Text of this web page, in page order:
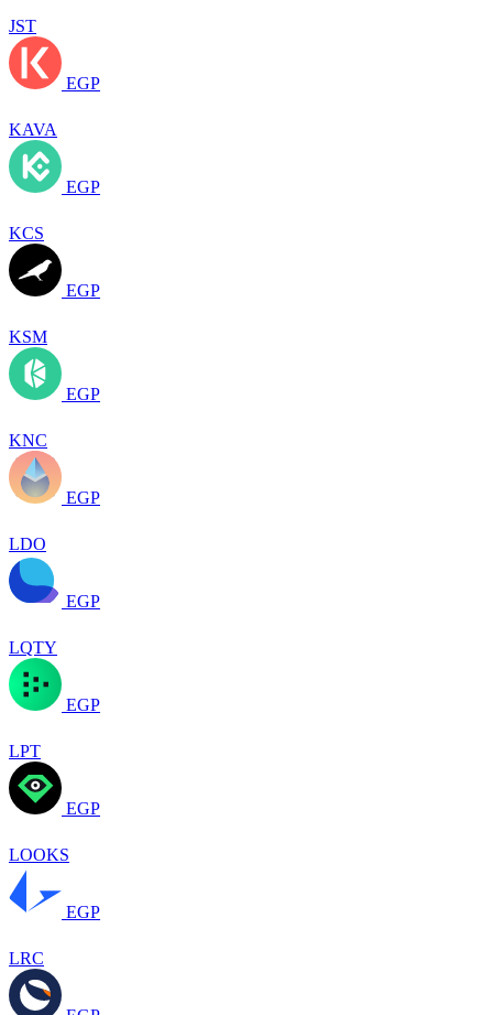
JST
EGP
KAVA
EGP
KCS
EGP
KSM
EGP
KNC
EGP
LDO
EGP
LQTY
EGP
LPT
EGP
LOOKS
EGP
LRC